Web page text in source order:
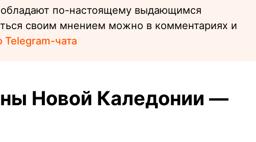
по-настоящему выдающимся
своим мнением можно в комментариях и
Telegram-чата
Новой Каледонии —